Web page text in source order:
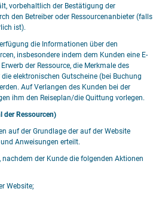
vorbehaltlich der Bestätigung der
den Betreiber oder Ressourcenanbieter (falls
ist).
die Informationen über den
insbesondere indem dem Kunden eine E-
der Ressource, die Merkmale des
elektronischen Gutscheine (bei Buchung
Auf Verlangen des Kunden bei der
ihm den Reiseplan/die Quittung vorlegen.
der Ressourcen)
auf der Grundlage der auf der Website
Anweisungen erteilt.
der Kunde die folgenden Aktionen
Website;